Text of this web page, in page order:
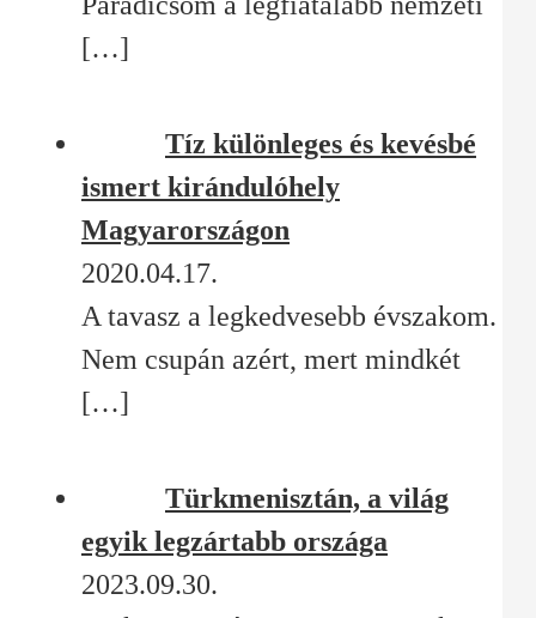
[…]
Tíz különleges és kevésbé
ismert kirándulóhely
Magyarországon
2020.04.17.
A tavasz a legkedvesebb évszakom.
Nem csupán azért, mert mindkét
[…]
Türkmenisztán, a világ
egyik legzártabb országa
2023.09.30.